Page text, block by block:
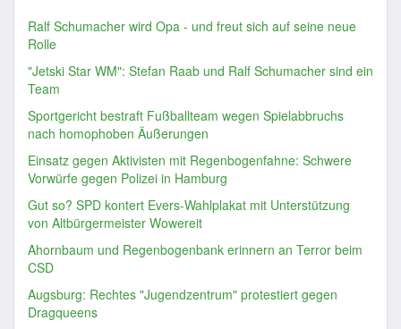
Ralf Schumacher wird Opa - und freut sich auf seine neue
Rolle
"Jetski Star WM": Stefan Raab und Ralf Schumacher sind ein
Team
Sportgericht bestraft Fußballteam wegen Spielabbruchs
nach homophoben Äußerungen
Einsatz gegen Aktivisten mit Regenbogenfahne: Schwere
Vorwürfe gegen Polizei in Hamburg
Gut so? SPD kontert Evers-Wahlplakat mit Unterstützung
von Altbürgermeister Wowereit
Ahornbaum und Regenbogenbank erinnern an Terror beim
CSD
Augsburg: Rechtes "Jugendzentrum" protestiert gegen
Dragqueens